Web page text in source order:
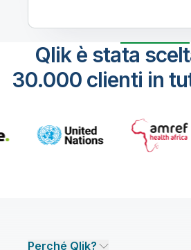
Qlik è stata
30.000 clienti in
Perché Qlik?